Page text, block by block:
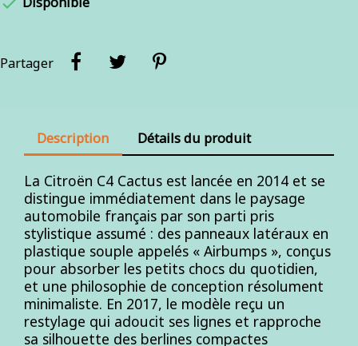
Partager
Description Détails du produit
La Citroën C4 Cactus est lancée en 2014 et se
distingue immédiatement dans le paysage
automobile français par son parti pris
stylistique assumé : des panneaux latéraux en
plastique souple appelés « Airbumps », conçus
pour absorber les petits chocs du quotidien,
et une philosophie de conception résolument
minimaliste. En 2017, le modèle reçu un
restylage qui adoucit ses lignes et rapproche
sa silhouette des berlines compactes